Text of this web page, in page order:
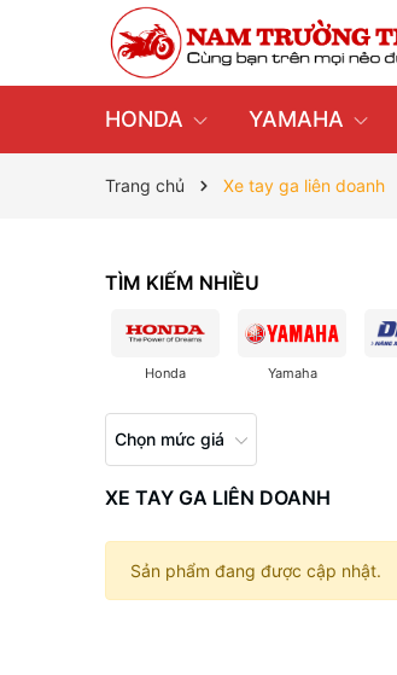
HONDA YAMAHA
Trang chủ Xe tay ga liên doanh
TÌM KIẾM NHIỀU
Honda Yamaha
Chọn mức giá
XE TAY GA LIÊN DOANH
Sản phẩm đang được cập nhật.